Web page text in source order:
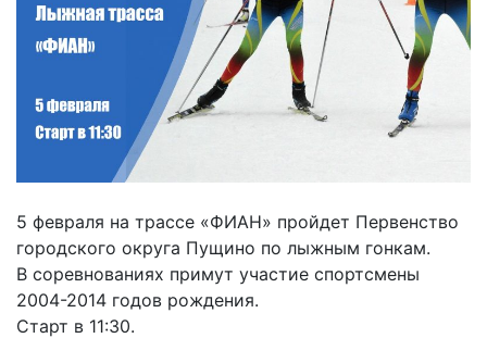
5 февраля на трассе «ФИАН» пройдет Первенство
городского округа Пущино по лыжным гонкам.
В соревнованиях примут участие спортсмены
2004-2014 годов рождения.
Старт в 11:30.